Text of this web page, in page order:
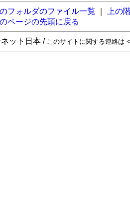
フォルダのファイル一覧
上の
ページの先頭に戻る
ット日本 / このサイトに関する連絡は